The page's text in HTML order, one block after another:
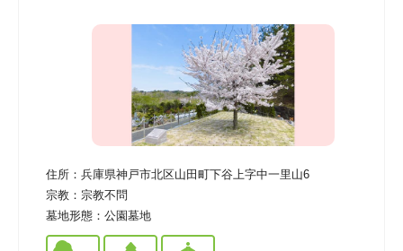
住所： 兵庫県神戸市北区山田町下谷上字中一里山6
宗教： 宗教不問
墓地形態： 公園墓地